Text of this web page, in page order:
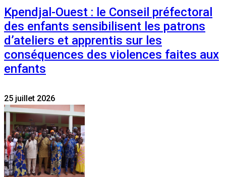
Kpendjal-Ouest : le Conseil préfectoral
des enfants sensibilisent les patrons
d’ateliers et apprentis sur les
conséquences des violences faites aux
enfants
25 juillet 2026